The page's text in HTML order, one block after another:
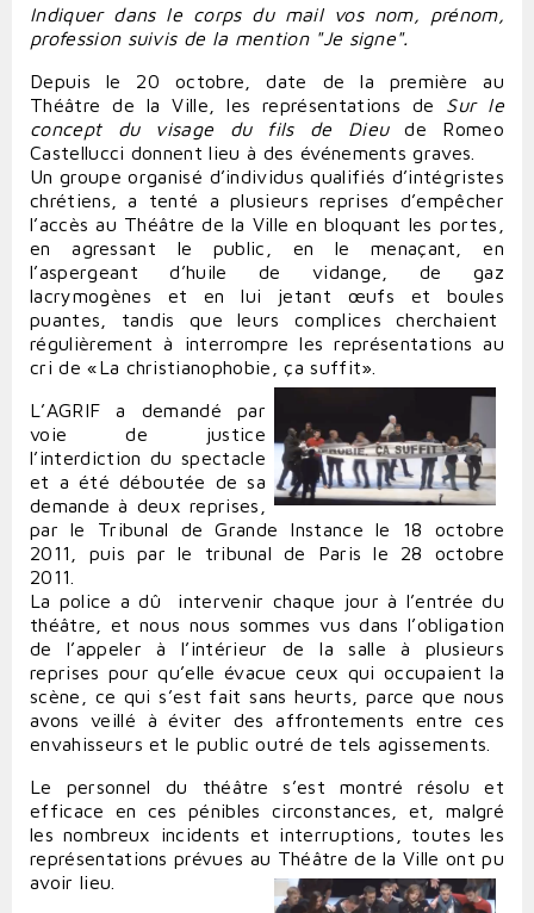
Indiquer dans le corps du mail vos nom, prénom,
profession suivis de la mention "Je signe".
Depuis le 20 octobre, date de la première au
Théâtre de la Ville, les représentations de Sur le
concept du visage du fils de Dieude Romeo
Castellucci donnent lieu à des événements graves.
Un groupe organisé d’individus qualifiés d’intégristes
chrétiens, a tenté a plusieurs reprises d’empêcher
l’accès au Théâtre de la Ville en bloquant les portes,
en agressant le public, en le menaçant, en
l’aspergeant d’huile de vidange, de gaz
lacrymogènes et en lui jetant œufs et boules
puantes, tandis que leurs complices cherchaient
régulièrement à interrompre les représentations au
cri de «La christianophobie, ça suffit».
L’AGRIF a demandé par
voie de justice
l’interdiction du spectacle
et a été déboutée de sa
demande à deux reprises,
par le Tribunal de Grande Instance le 18 octobre
2011, puis par le tribunal de Paris le 28 octobre
2011.
La police a dû intervenir chaque jour à l’entrée du
théâtre, et nous nous sommes vus dans l’obligation
de l’appeler à l’intérieur de la salle à plusieurs
reprises pour qu’elle évacue ceux qui occupaient la
scène, ce qui s’est fait sans heurts, parce que nous
avons veillé à éviter des affrontements entre ces
envahisseurs et le public outré de tels agissements.
Le personnel du théâtre s’est montré résolu et
efficace en ces pénibles circonstances, et, malgré
les nombreux incidents et interruptions, toutes les
représentations prévues au Théâtre de la Ville ont pu
avoir lieu.